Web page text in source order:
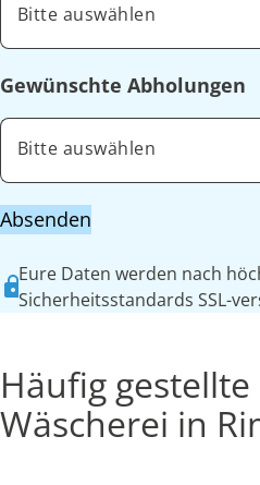
Bitte auswählen
Gewünschte Abholungen
Bitte auswählen
Absenden
Eure Daten werden nach
Sicherheitsstandards SSL-
Häufig
Wäscherei in